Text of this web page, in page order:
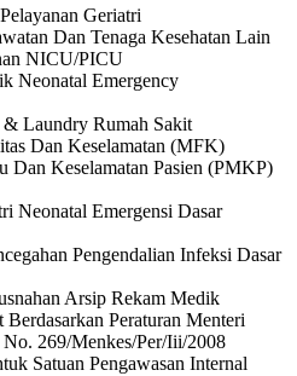
Geriatri
Dan Tenaga Kesehatan Lain
NICU/PICU
Neonatal Emergency
Laundry Rumah Sakit
Dan Keselamatan (MFK)
Dan Keselamatan Pasien (PMKP)
Neonatal Emergensi Dasar
Pengendalian Infeksi Dasar
Arsip Rekam Medik
Peraturan Menteri
269/Menkes/Per/Iii/2008
Satuan Pengawasan Internal